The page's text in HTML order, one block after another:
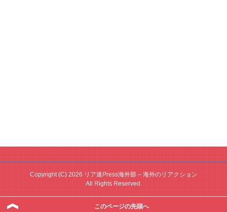
Copyright (C) 2026 リア速Press海外部 – 海外のリアクション
All Rights Reserved.
このページの先頭へ